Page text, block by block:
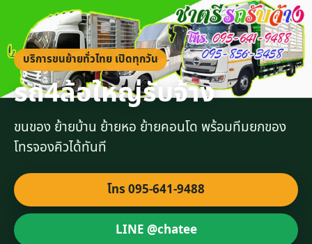
บริการขนย้ายทั่วไทย เปิดทุกวัน
รถ4ล้อใหญ่รับจ้าง
ขนของ ย้ายบ้าน ย้ายหอ ย้ายคอนโด พร้อมทีมยกของ
โทรจองคิวได้ทันที
โทร 095-641-9488
LINE @chatee